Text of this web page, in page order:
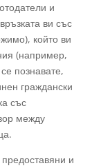
и
ви със
който ви
(например,
познавате,
граждански
със
между
и